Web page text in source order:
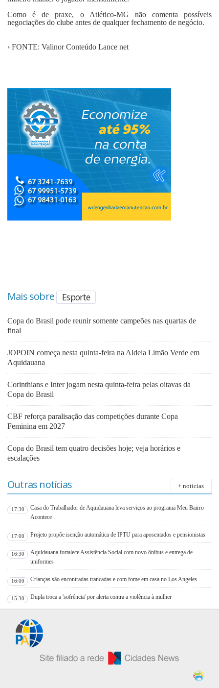
Como é de praxe, o Atlético-MG não comenta possíveis
negociações do clube antes de qualquer fechamento de negócio.
› FONTE: Valinor Conteúdo Lance net
Mais sobre Esporte
Copa do Brasil pode reunir somente campeões nas quartas de
final
JOPOIN começa nesta quinta-feira na Aldeia Limão Verde em
Aquidauana
Corinthians e Inter jogam nesta quinta-feira pelas oitavas da
Copa do Brasil
CBF reforça paralisação das competições durante Copa
Feminina em 2027
Copa do Brasil tem quatro decisões hoje; veja horários e
escalações
Outras notícias + notícias
17:30
Casa do Trabalhador de Aquidauana leva serviços ao programa Meu Bairro
Acontece
17:00 Projeto propõe isenção automática de IPTU para aposentados e pensionistas
16:30
Aquidauana fortalece Assistência Social com novo ônibus e entrega de
uniformes
16:00 Crianças são encontradas trancadas e com fome em casa no Los Angeles
15:30 Dupla troca a 'sofrência' por alerta contra a violência à mulher